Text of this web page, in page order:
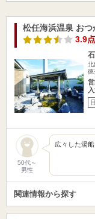
松任海浜温泉 おつ
3.9点
北
徳
50代～
男性
広々した湯
関連情報から探す